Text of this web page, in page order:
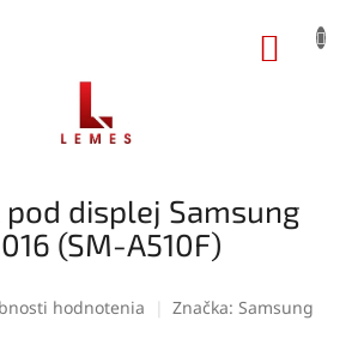
pod displej Samsung
(SM-A510F)
hodnotenia Značka: Samsung